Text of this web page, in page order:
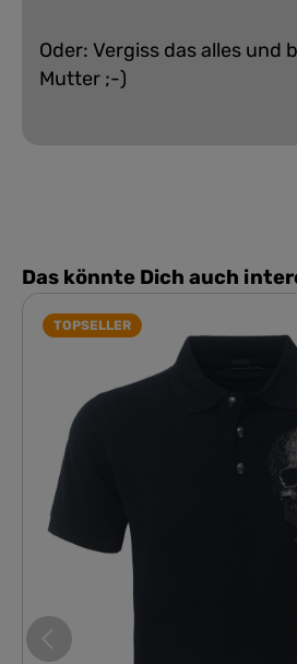
Oder: Vergiss das alles und
Mutter ;-)
Das könnte Dich auch
TOPSELLER